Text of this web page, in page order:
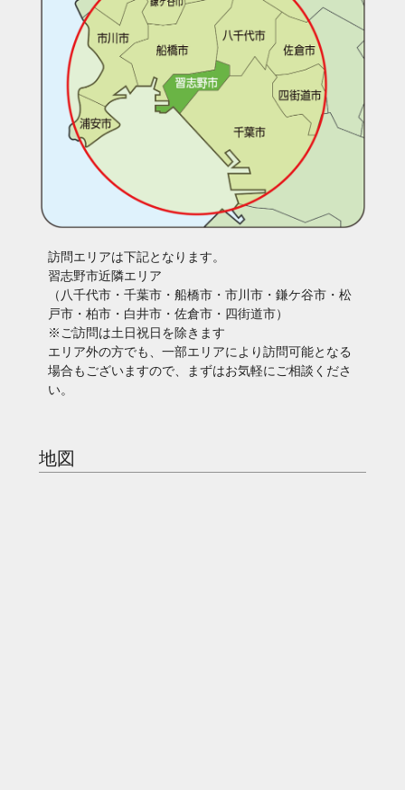
訪問エリアは下記となります。
習志野市近隣エリア
（八千代市・千葉市・船橋市・市川市・鎌ケ谷市・松
戸市・柏市・白井市・佐倉市・四街道市）
※ご訪問は土日祝日を除きます
エリア外の方でも、一部エリアにより訪問可能となる
場合もございますので、まずはお気軽にご相談くださ
い。
地図